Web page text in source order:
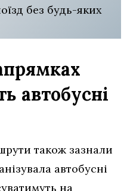
без будь-яких
автобусні
також зазнали
автобусні
на